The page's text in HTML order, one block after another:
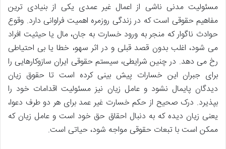
مسئولیت مدنی ناشی از اعمال غیر عمدی یکی از بنیادی ترین
مفاهیم حقوقی است که در زندگی روزمره اهمیت فراوانی دارد. وقوع
حوادث ناگوار که منجر به ورود خسارت به جان، مال یا حیثیت افراد
می شود، اغلب بدون قصد قبلی و در اثر سهو، خطا یا بی احتیاطی
رخ می دهد. در چنین شرایطی، سیستم حقوقی ایران سازوکارهایی را
برای جبران این خسارات پیش بینی کرده است تا حقوق زیان
دیدگان پایمال نشود و عامل زیان نیز مسئولیت اقدامات خود را
بپذیرد. درک صحیح از حکم خسارت غیر عمد برای هر دو طرف دعوا،
یعنی زیان دیده که به دنبال احقاق حق خود است و عامل زیان که
ممکن است با تبعات حقوقی مواجه شود، حیاتی است.